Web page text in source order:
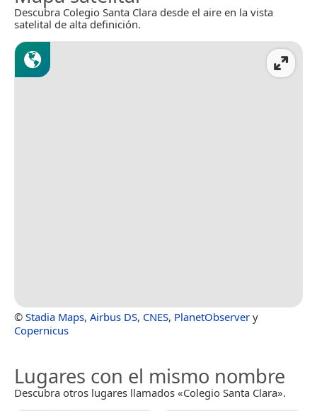
Descubra Colegio Santa Clara desde el aire en la vista
satelital de alta definición.
© Stadia Maps, Airbus DS, CNES, PlanetObserver y
Copernicus
Lugares con el mismo nombre
Descubra otros lugares llamados «Colegio Santa Clara».